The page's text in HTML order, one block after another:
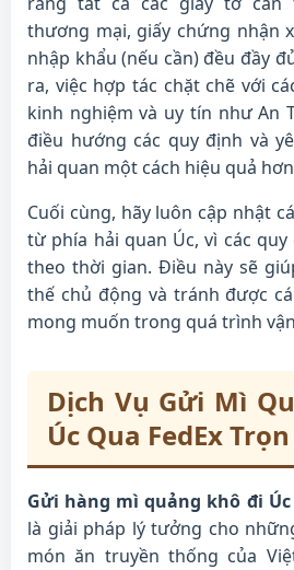
thương mại, giấy chứng nhận
nhập khẩu (nếu cần) đều đầy
ra, việc hợp tác chặt chẽ với
kinh nghiệm và uy tín như An
điều hướng các quy định và
hải quan một cách hiệu quả
Cuối cùng, hãy luôn cập nhật
từ phía hải quan Úc, vì các
theo thời gian. Điều này sẽ
thế chủ động và tránh được
mong muốn trong quá trình
Dịch Vụ Gửi Mì
Úc Qua FedEx
Gửi hàng mì quảng khô đi
là giải pháp lý tưởng cho
món ăn truyền thống của